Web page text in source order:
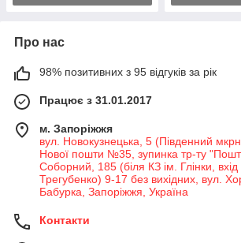
Про нас
98% позитивних з 95 відгуків за рік
Працює з 31.01.2017
м. Запоріжжя
вул. Новокузнецька, 5 (Південний мкрн
Нової пошти №35, зупинка тр-ту
Соборний, 185 (біля КЗ ім. Глінки, вхід
Трегубенко) 9-17 без вихідних, вул.
Бабурка, Запоріжжя, Україна
Контакти